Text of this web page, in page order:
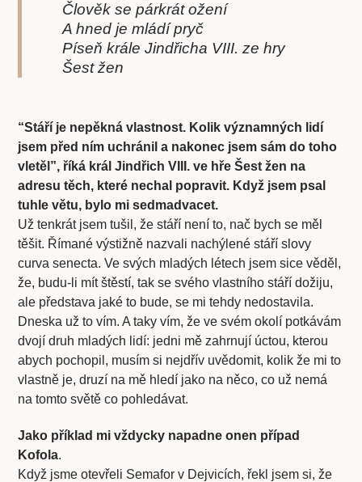
Člověk se párkrát ožení
A hned je mládí pryč
Píseň krále Jindřicha VIII. ze hry
Šest žen
“Stáří je nepěkná vlastnost. Kolik významných lidí
jsem před ním uchránil a nakonec jsem sám do toho
vletěl”, říká král Jindřich VIII. ve hře Šest žen na
adresu těch, které nechal popravit. Když jsem psal
tuhle větu, bylo mi sedmadvacet.
Už tenkrát jsem tušil, že stáří není to, nač bych se měl
těšit. Římané výstižně nazvali nachýlené stáří slovy
curva senecta. Ve svých mladých létech jsem sice věděl,
že, budu-li mít štěstí, tak se svého vlastního stáří dožiju,
ale představa jaké to bude, se mi tehdy nedostavila.
Dneska už to vím. A taky vím, že ve svém okolí potkávám
dvojí druh mladých lidí: jedni mě zahrnují úctou, kterou
abych pochopil, musím si nejdřív uvědomit, kolik že mi to
vlastně je, druzí na mě hledí jako na něco, co už nemá
na tomto světě co pohledávat.
Jako příklad mi vždycky napadne onen případ
Kofola.
Když jsme otevřeli Semafor v Dejvicích, řekl jsem si, že